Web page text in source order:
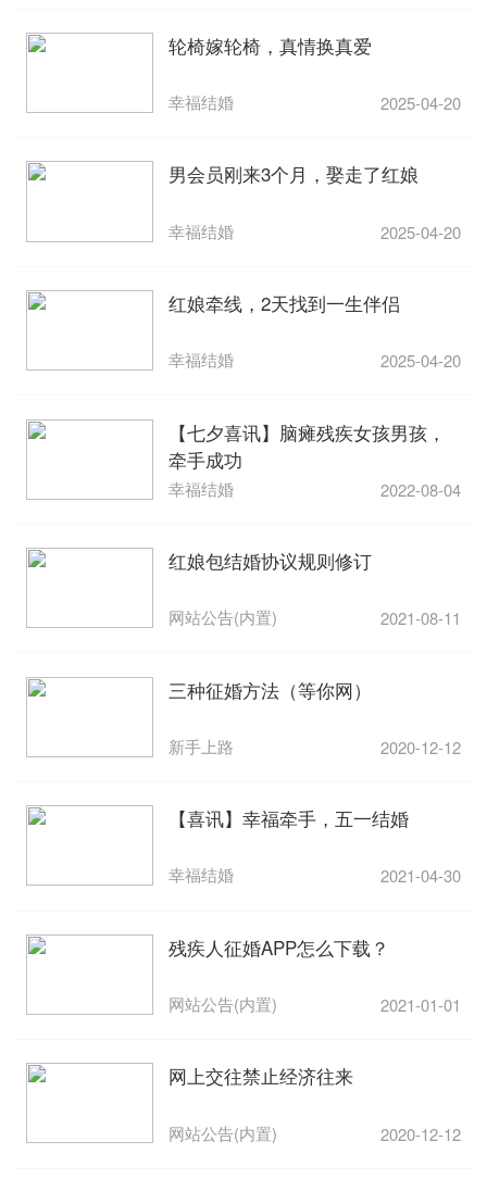
轮椅嫁轮椅，真情换真爱
幸福结婚 2025-04-20
男会员刚来3个月，娶走了红娘
幸福结婚 2025-04-20
红娘牵线，2天找到一生伴侣
幸福结婚 2025-04-20
【七夕喜讯】脑瘫残疾女孩男孩，
牵手成功
幸福结婚 2022-08-04
红娘包结婚协议规则修订
网站公告(内置) 2021-08-11
三种征婚方法（等你网）
新手上路 2020-12-12
【喜讯】幸福牵手，五一结婚
幸福结婚 2021-04-30
残疾人征婚APP怎么下载？
网站公告(内置) 2021-01-01
网上交往禁止经济往来
网站公告(内置) 2020-12-12